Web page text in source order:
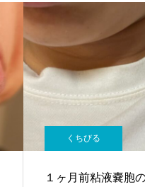
くちびる
１ヶ月前粘液嚢胞